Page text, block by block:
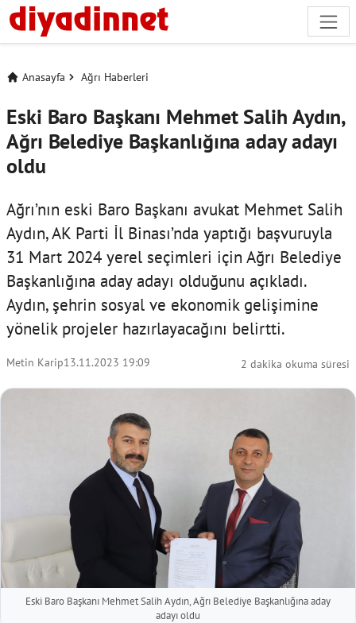
Anasayfa Ağrı Haberleri
Eski Baro Başkanı Mehmet Salih Aydın,
Ağrı Belediye Başkanlığına aday adayı
oldu
Ağrı’nın eski Baro Başkanı avukat Mehmet Salih
Aydın, AK Parti İl Binası’nda yaptığı başvuruyla
31 Mart 2024 yerel seçimleri için Ağrı Belediye
Başkanlığına aday adayı olduğunu açıkladı.
Aydın, şehrin sosyal ve ekonomik gelişimine
yönelik projeler hazırlayacağını belirtti.
Metin Karip13.11.2023 19:09 2 dakika okuma süresi
Eski Baro Başkanı Mehmet Salih Aydın, Ağrı Belediye Başkanlığına aday
adayı oldu